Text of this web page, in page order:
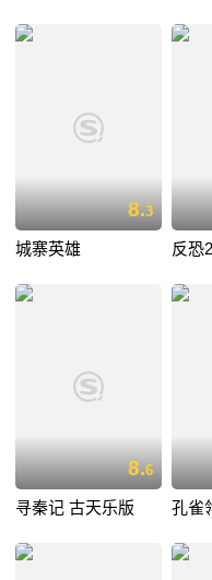
8.3
城寨英雄 反恐
8.6
寻秦记 古天乐版 孔雀